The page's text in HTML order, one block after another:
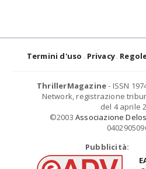
Termini d'uso Privacy
ThrillerMagazine- ISSN
Network, registrazione
del 4 aprile
©2003 Associazione
Pubblicità: